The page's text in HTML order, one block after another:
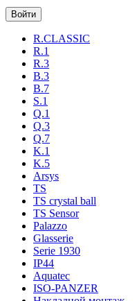
R.CLASSIC
R.1
R.3
B.3
B.7
S.1
Q.1
Q.3
Q.7
K.1
K.5
Arsys
TS
TS crystal ball
TS Sensor
Palazzo
Glasserie
Serie 1930
IP44
Aquatec
ISO-PANZER